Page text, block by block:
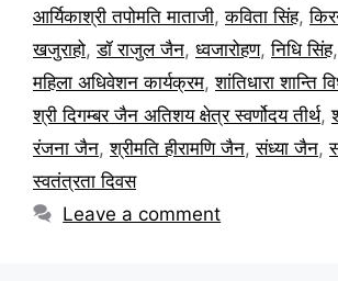
आर्यिकाश्री तपोमति माताजी,कविता सिंह,
खजुराहो,डॉ राजुल जैन, ध्वजारोहण,निधि सिंह
महिला अधिवेशन कार्यक्रम,शांतिधारा शान्ति
श्री दिगम्बर जैन अतिशय क्षेत्र स्वर्णोदय तीर्थ,
रंजना जैन,श्रीमति हीरामणि जैन,संध्या जैन,
स्वतंत्रता दिवस
Leave a comment